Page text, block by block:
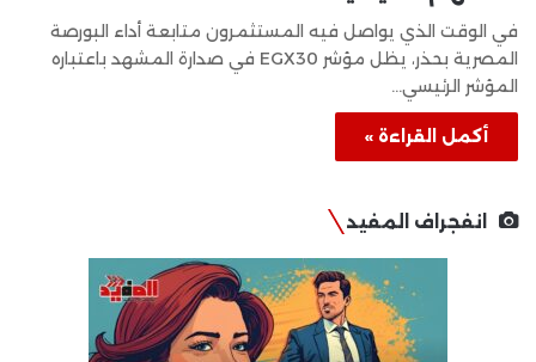
في الوقت الذي يواصل فيه المستثمرون متابعة أداء البورصة
المصرية بحذر، يظل مؤشر EGX30 في صدارة المشهد باعتباره
المؤشر الرئيسي…
أكمل القراءة »
انفجراف المفيد